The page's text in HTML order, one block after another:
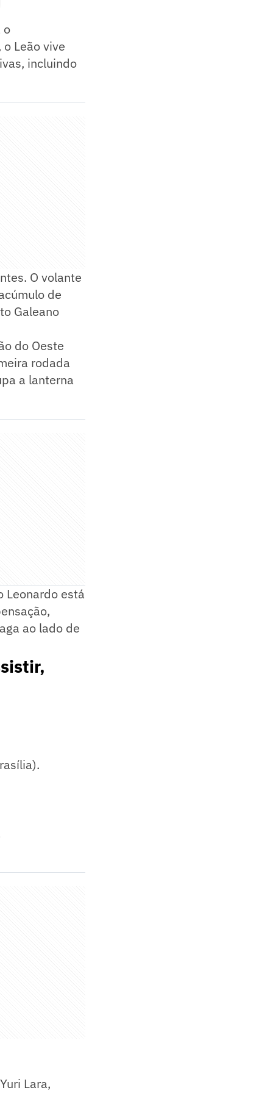
o
Leão vive
incluindo
O volante
de
Galeano
do Oeste
rodada
a lanterna
Leonardo está
ao lado de
Lara,